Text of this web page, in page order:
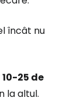
încât nu
10-25 de
la altul.